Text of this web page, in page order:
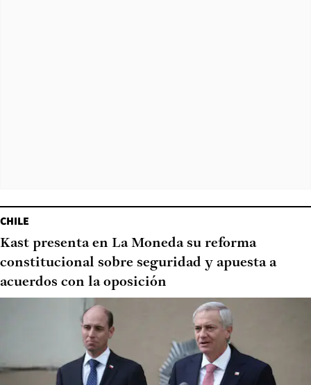
CHILE
Kast presenta en La Moneda su reforma
constitucional sobre seguridad y apuesta a
acuerdos con la oposición